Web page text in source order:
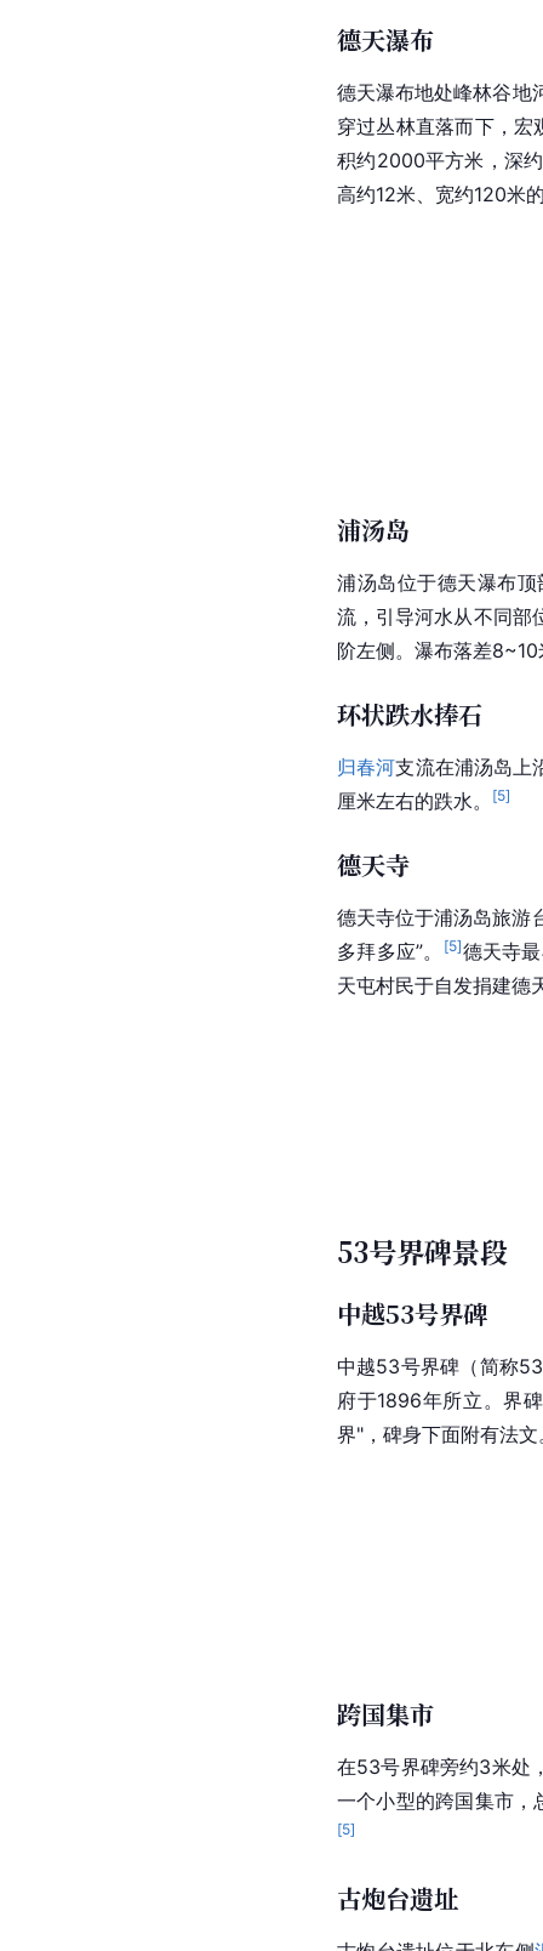
德天瀑布
德天瀑布地处峰林谷地
穿过丛林直落而下，
积约2000平方米，深
高约12米、宽约120米
浦汤岛
浦汤岛位于德天瀑布
流，引导河水从不同部
阶左侧。瀑布落差
环状跌水捧石
归春河支流在浦汤岛上
厘米左右的跌水。
[5]
德天寺
德天寺位于浦汤岛旅游
多拜多应”。
[5]德天寺
天屯村民于自发捐建德
53号界碑景段
中越53号界碑
中越53号界碑（简称
府于1896年所立。界
界"，碑身下面附有法文
跨国集市
在53号界碑旁约3米
一个小型的跨国集市
[5]
古炮台遗址